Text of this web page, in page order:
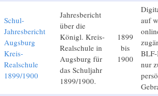
Schul-
Jahresbericht
Augsburg
Kreis-
Realschule
1899/1900
Jahresbericht
über die
Königl. Kreis-
Realschule in
Augsburg für
das Schuljahr
1899/1900.
1899
bis
1900
auf
nur